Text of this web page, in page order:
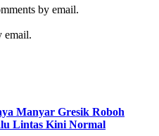
by email.
email.
Manyar Gresik Roboh
Lintas Kini Normal